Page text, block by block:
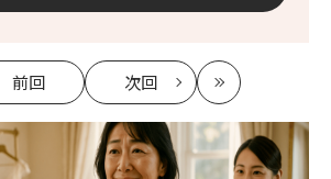
前回
記
次回
記
事
へ
最
新